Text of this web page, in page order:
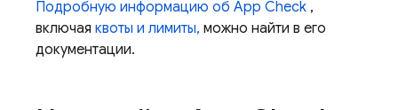
Подробную информацию об App Check ,
включая квоты и лимиты, можно найти в его
документации.